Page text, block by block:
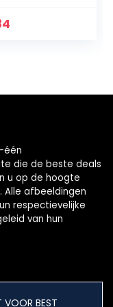
één
die de beste deals
u op de hoogte
afbeeldingen
respectievelijke
van hun
VOOR BEST